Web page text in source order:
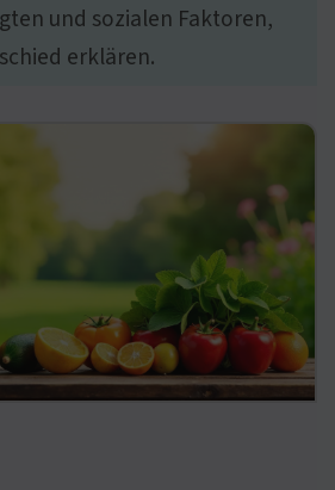
und sozialen Faktoren,
erklären.